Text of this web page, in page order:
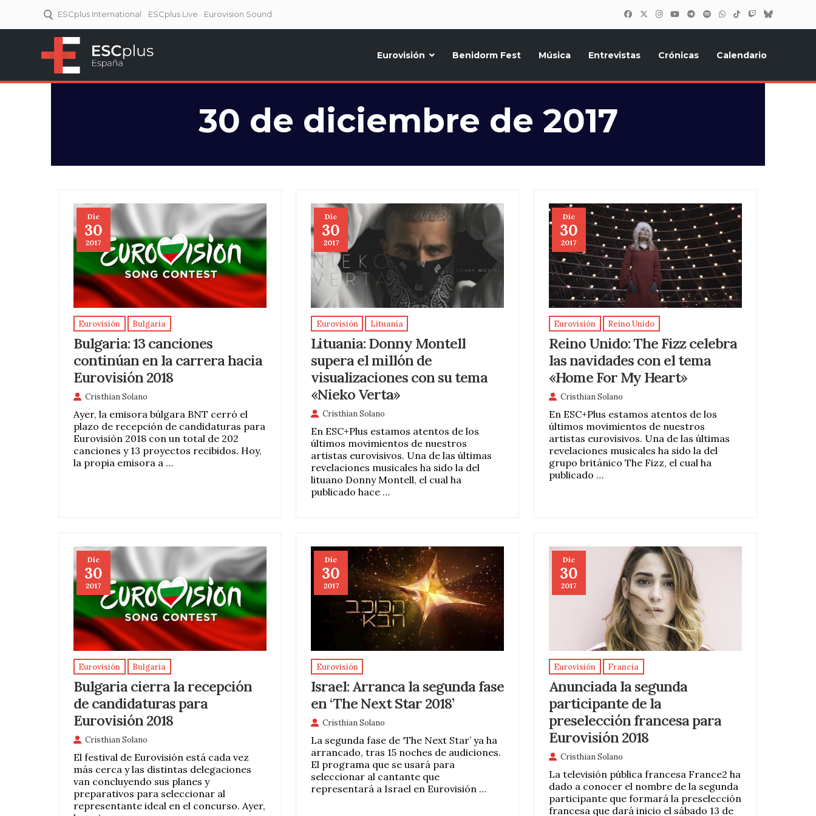
ESCplus International ESCplus Live Eurovision Sound
Eurovisión Benidorm Fest Música Entrevistas Crónicas Calendario
30 de diciembre de 2017
Dic
30
2017
Eurovisión Bulgaria
Bulgaria: 13 canciones
continúan en la carrera hacia
Eurovisión 2018
Cristhian Solano
Ayer, la emisora búlgara BNT cerró el
plazo de recepción de candidaturas para
Eurovisión 2018 con un total de 202
canciones y 13 proyectos recibidos. Hoy,
la propia emisora a …
Dic
30
2017
Eurovisión Lituania
Lituania: Donny Montell
supera el millón de
visualizaciones con su tema
«Nieko Verta»
Cristhian Solano
En ESC+Plus estamos atentos de los
últimos movimientos de nuestros
artistas eurovisivos. Una de las últimas
revelaciones musicales ha sido la del
lituano Donny Montell, el cual ha
publicado hace …
Dic
30
2017
Eurovisión Reino Unido
Reino Unido: The Fizz celebra
las navidades con el tema
«Home For My Heart»
Cristhian Solano
En ESC+Plus estamos atentos de los
últimos movimientos de nuestros
artistas eurovisivos. Una de las últimas
revelaciones musicales ha sido la del
grupo británico The Fizz, el cual ha
publicado …
Dic
30
2017
Eurovisión Bulgaria
Bulgaria cierra la recepción
de candidaturas para
Eurovisión 2018
Cristhian Solano
El festival de Eurovisión está cada vez
más cerca y las distintas delegaciones
van concluyendo sus planes y
preparativos para seleccionar al
representante ideal en el concurso. Ayer,
Dic
30
2017
Eurovisión
Israel: Arranca la segunda fase
en ‘The Next Star 2018’
Cristhian Solano
La segunda fase de ‘The Next Star’ ya ha
arrancado, tras 15 noches de audiciones.
El programa que se usará para
seleccionar al cantante que
representará a Israel en Eurovisión …
Dic
30
2017
Eurovisión Francia
Anunciada la segunda
participante de la
preselección francesa para
Eurovisión 2018
Cristhian Solano
La televisión pública francesa France2 ha
dado a conocer el nombre de la segunda
participante que formará la preselección
francesa que dará inicio el sábado 13 de